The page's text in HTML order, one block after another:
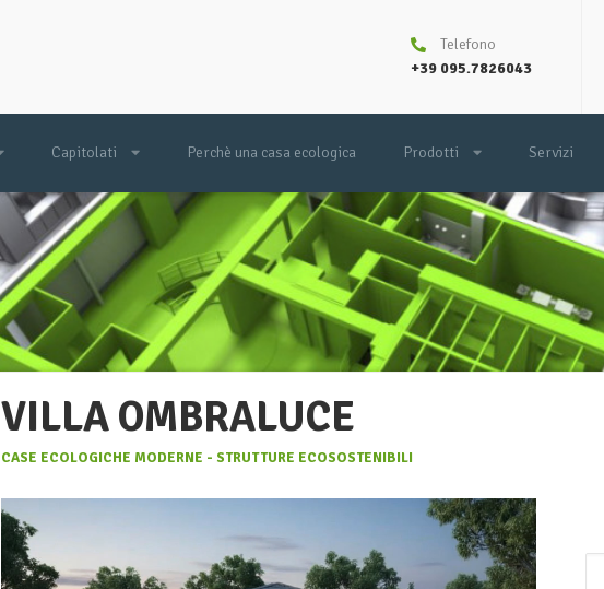
Telefono
+39 095.7826043
Capitolati Perchè una casa ecologica Prodotti Servizi
VILLA OMBRALUCE
CASE ECOLOGICHE MODERNE - STRUTTURE ECOSOSTENIBILI